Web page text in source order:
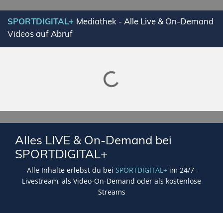
SPORTDIGITAL+ Mediathek - Alle Live & On-Demand
Videos auf Abruf
Lade SPORTDIGITAL+ Mediathek
Alles LIVE & On-Demand bei
SPORTDIGITAL+
Alle Inhalte erlebst du bei SPORTDIGITAL+im 24/7-
Livestream, als Video-On-Demand oder als kostenlose
Streams